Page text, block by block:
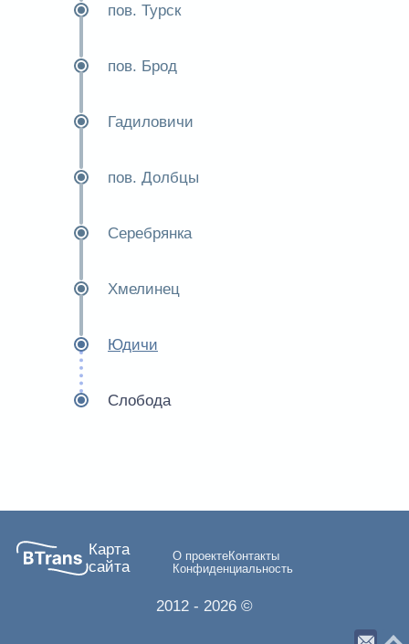
пов. Турск
пов. Брод
Гадиловичи
пов. Долбцы
Серебрянка
Хмелинец
Юдичи
Слобода
Карта
сайта
О проектеКонтакты
Конфиденциальность
2012 - 2026 ©